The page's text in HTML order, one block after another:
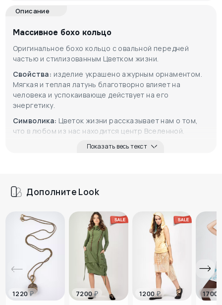
Описание
Массивное бохо кольцо
Оригинальное бохо кольцо с овальной передней
частью и стилизованным Цветком жизни.
Свойства: изделие украшено ажурным орнаментом.
Мягкая и теплая латунь благотворно влияет на
человека и успокаивающе действует на его
энергетику.
Символика: Цветок жизни рассказывает нам о том,
что в любом из нас находится центр Вселенной.
Показать весь текст
Дополните Look
1220₽ 7200₽ 1200₽ 1700